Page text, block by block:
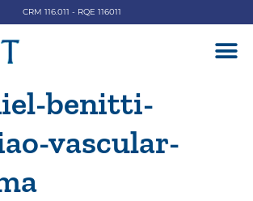
CRM 116.011 - RQE 116011
benitti-
vascular-